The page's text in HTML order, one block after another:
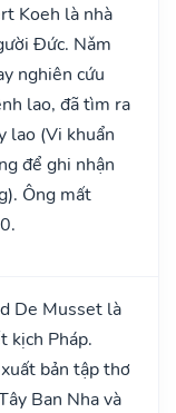
Koeh là nhà
Đức. Nǎm
nghiên cứu
lao, đã tìm ra
lao (Vi khuẩn
để ghi nhận
Ông mất
De Musset là
kịch Pháp.
bản tập thơ
Ban Nha và